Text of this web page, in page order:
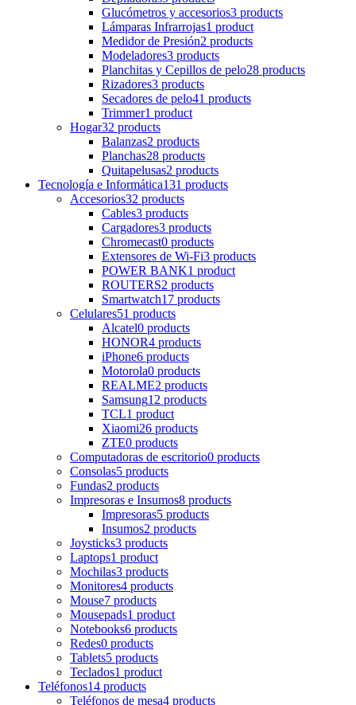
Glucómetros y accesorios3 products
Lámparas Infrarrojas1 product
Medidor de Presión2 products
Modeladores3 products
Planchitas y Cepillos de pelo28 products
Rizadores3 products
Secadores de pelo41 products
Trimmer1 product
Hogar32 products
Balanzas2 products
Planchas28 products
Quitapelusas2 products
Tecnología e Informática131 products
Accesorios32 products
Cables3 products
Cargadores3 products
Chromecast0 products
Extensores de Wi-Fi3 products
POWER BANK1 product
ROUTERS2 products
Smartwatch17 products
Celulares51 products
Alcatel0 products
HONOR4 products
iPhone6 products
Motorola0 products
REALME2 products
Samsung12 products
TCL1 product
Xiaomi26 products
ZTE0 products
Computadoras de escritorio0 products
Consolas5 products
Fundas2 products
Impresoras e Insumos8 products
Impresoras5 products
Insumos2 products
Joysticks3 products
Laptops1 product
Mochilas3 products
Monitores4 products
Mouse7 products
Mousepads1 product
Notebooks6 products
Redes0 products
Tablets5 products
Teclados1 product
Teléfonos14 products
Teléfonos de mesa4 products